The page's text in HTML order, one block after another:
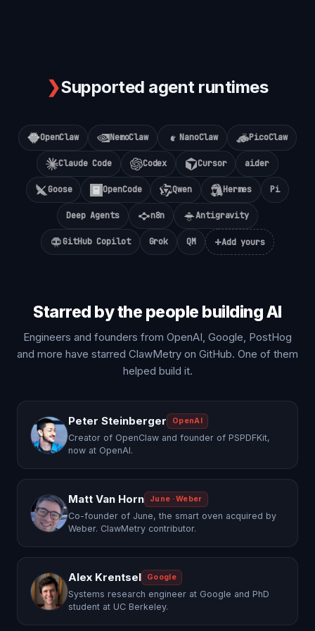
❯Supported agent runtimes
OpenClaw NemoClaw NanoClaw PicoClaw
Claude Code Codex Cursor aider
Goose OpenCode Qwen Hermes Pi
Deep Agents n8n Antigravity
GitHub Copilot Grok QM +Add yours
Starred by the people building AI
Engineers and founders from OpenAI, Google, PostHog
and more have starred ClawMetry on GitHub. One of them
helped build it.
Peter Steinberger OpenAI
Creator of OpenClaw and founder of PSPDFKit,
now at OpenAI.
Matt Van Horn June · Weber
Co-founder of June, the smart oven acquired by
Weber. ClawMetry contributor.
Alex Krentsel Google
Systems research engineer at Google and PhD
student at UC Berkeley.